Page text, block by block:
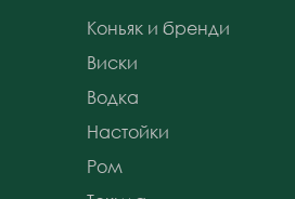
Коньяк и бренди
Виски
Водка
Настойки
Ром